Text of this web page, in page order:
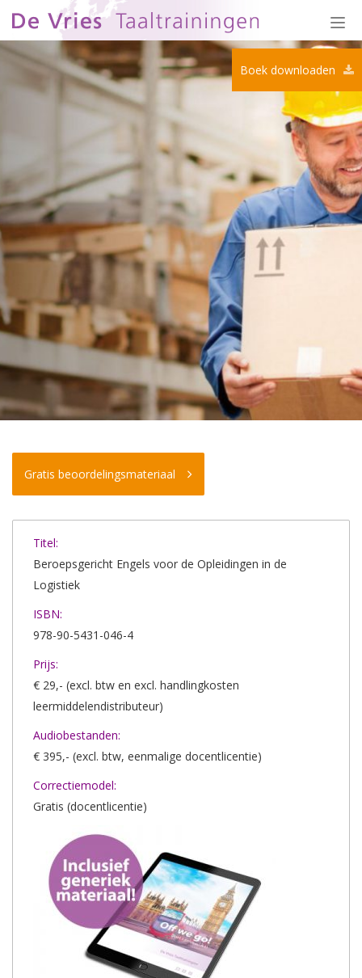
Boek downloaden
Gratis beoordelingsmateriaal
Titel:
Beroepsgericht Engels voor de Opleidingen in de
Logistiek
ISBN:
978-90-5431-046-4
Prijs:
€ 29,- (excl. btw en excl. handlingkosten
leermiddelendistributeur)
Audiobestanden:
€ 395,- (excl. btw, eenmalige docentlicentie)
Correctiemodel:
Gratis (docentlicentie)